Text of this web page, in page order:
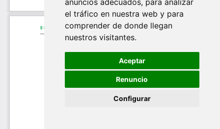
anuncios adecuados, para analizar
el tráfico en nuestra web y para
comprender de donde llegan
nuestros visitantes.
Aceptar
Renuncio
Configurar